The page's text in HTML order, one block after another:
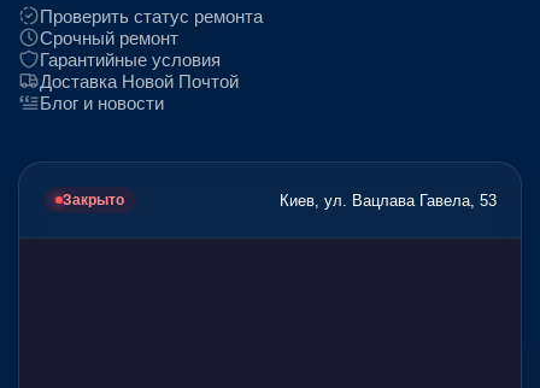
Проверить статус ремонта
Срочный ремонт
Гарантийные условия
Доставка Новой Почтой
Блог и новости
Закрыто Киев, ул. Вацлава Гавела, 53